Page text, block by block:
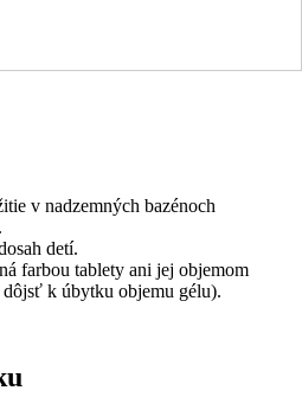
v nadzemných bazénoch
detí.
farbou tablety ani jej objemom
k úbytku objemu gélu).